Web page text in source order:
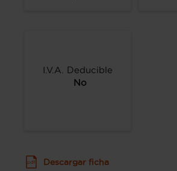
I.V.A. Deducible
No
Descargar ficha